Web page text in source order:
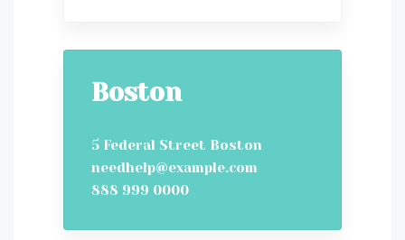
Boston
5 Federal Street Boston
needhelp@example.com
888 999 0000